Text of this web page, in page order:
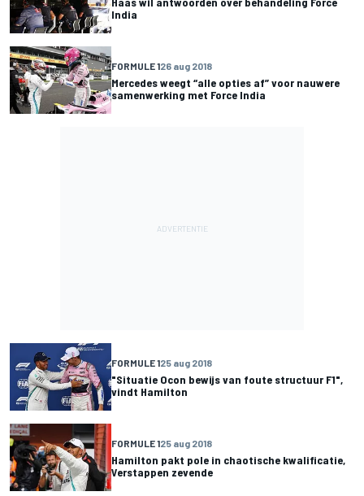
India
FORMULE 126 aug 2018
Mercedes weegt “alle opties af” voor nauwere
samenwerking met Force India
FORMULE 125 aug 2018
"Situatie Ocon bewijs van foute structuur F1",
vindt Hamilton
FORMULE 125 aug 2018
Hamilton pakt pole in chaotische kwalificatie,
Verstappen zevende